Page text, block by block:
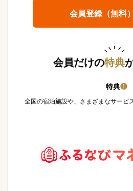
会員登録（無料
会員だけの特典
特典❶
全国の宿泊施設や、さまざまなサービ